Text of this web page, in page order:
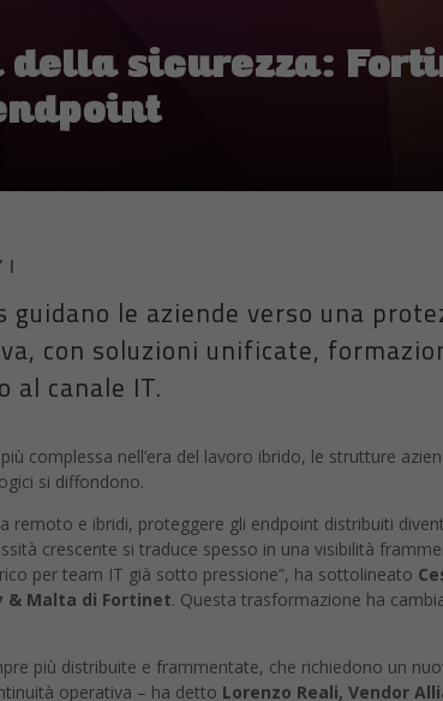
sicurezza:
|
le aziende verso una
con soluzioni unificate,
al canale IT.
complessa nell’era del lavoro ibrido, le strutture
si diffondono.
remoto e ibridi, proteggere gli endpoint distribuiti
crescente si traduce spesso in una visibilità
per team IT già sotto pressione”, ha sottolineato
& Malta di Fortinet. Questa trasformazione ha
più distribuite e frammentate, che richiedono un
operativa – ha detto Lorenzo Reali, Vendor